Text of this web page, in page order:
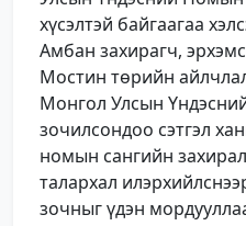
хүсэлтэй байгаагаа
Амбан захирагч,
Мостин төрийн
Монгол Улсын
зочилсондоо сэтгэл
номын сангийн
талархал
зочныг үдэн